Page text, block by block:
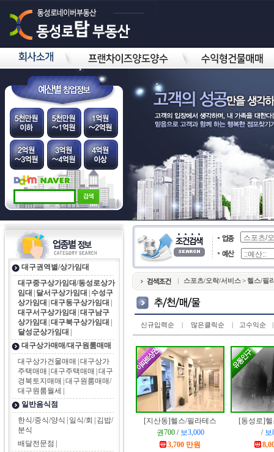
대구권역별/상가임대
대구중구상가임대/동성로상가
임대
달서구상가임대
수성구
상가임대 대구동구상가임대
대구서구상가임대 대구남구
상가임대 대구북구상가임대
달성군상가임대
대구상가매매/대구원룸매매
대구상가건물매매 대구상가
주택매매 대구주택매매 대구
경북토지매매 대구원룸매매/
대구원룸월세
일반음식점
한식/중식/양식
일식/회
김밥/
분식
배달전문점
스포츠/오락/서비스 > 헬스/필
신규입력순 | 많은클릭순 | 고수익순 |
[지산동]헬스/필라테스
권700/ 보3,000
3,700 만원
[동성로]
/ 보